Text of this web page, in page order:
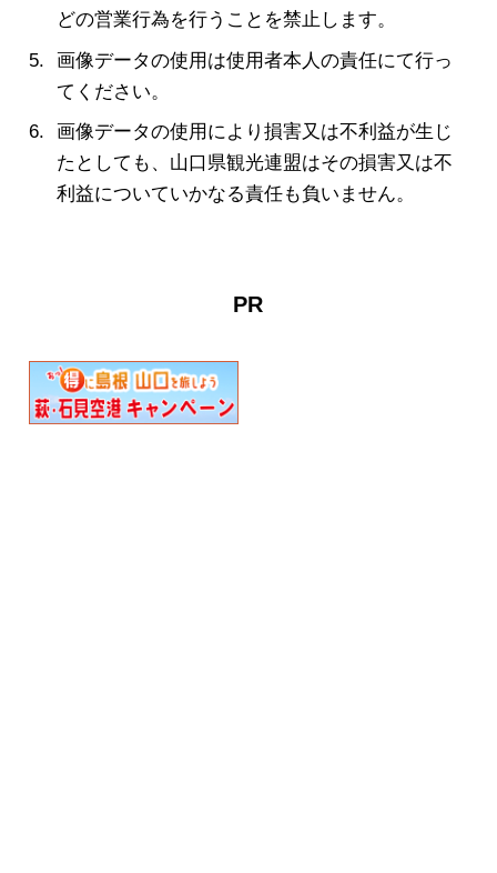
どの営業行為を行うことを禁止します。
画像データの使用は使用者本人の責任にて行っ
てください。
画像データの使用により損害又は不利益が生じ
たとしても、山口県観光連盟はその損害又は不
利益についていかなる責任も負いません。
PR